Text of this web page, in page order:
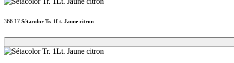
366.17 Sétacolor Tr. 1Lt. Jaune citron
Loading...
Loading...